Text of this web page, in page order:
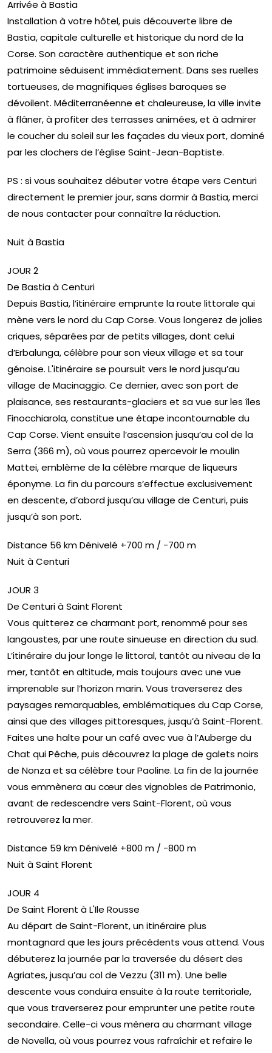
Arrivée à Bastia
Installation à votre hôtel, puis découverte libre de
Bastia, capitale culturelle et historique du nord de la
Corse. Son caractère authentique et son riche
patrimoine séduisent immédiatement. Dans ses ruelles
tortueuses, de magnifiques églises baroques se
dévoilent. Méditerranéenne et chaleureuse, la ville invite
à flâner, à profiter des terrasses animées, et à admirer
le coucher du soleil sur les façades du vieux port, dominé
par les clochers de l’église Saint-Jean-Baptiste.
PS : si vous souhaitez débuter votre étape vers Centuri
directement le premier jour, sans dormir à Bastia, merci
de nous contacter pour connaître la réduction.
Nuit à Bastia
JOUR 2
De Bastia à Centuri
Depuis Bastia, l’itinéraire emprunte la route littorale qui
mène vers le nord du Cap Corse. Vous longerez de jolies
criques, séparées par de petits villages, dont celui
d’Erbalunga, célèbre pour son vieux village et sa tour
génoise. L'itinéraire se poursuit vers le nord jusqu’au
village de Macinaggio. Ce dernier, avec son port de
plaisance, ses restaurants-glaciers et sa vue sur les îles
Finocchiarola, constitue une étape incontournable du
Cap Corse. Vient ensuite l’ascension jusqu’au col de la
Serra (366 m), où vous pourrez apercevoir le moulin
Mattei, emblème de la célèbre marque de liqueurs
éponyme. La fin du parcours s’effectue exclusivement
en descente, d’abord jusqu’au village de Centuri, puis
jusqu’à son port.
Distance 56 km Dénivelé +700 m / -700 m
Nuit à Centuri
JOUR 3
De Centuri à Saint Florent
Vous quitterez ce charmant port, renommé pour ses
langoustes, par une route sinueuse en direction du sud.
L’itinéraire du jour longe le littoral, tantôt au niveau de la
mer, tantôt en altitude, mais toujours avec une vue
imprenable sur l’horizon marin. Vous traverserez des
paysages remarquables, emblématiques du Cap Corse,
ainsi que des villages pittoresques, jusqu’à Saint-Florent.
Faites une halte pour un café avec vue à l’Auberge du
Chat qui Pêche, puis découvrez la plage de galets noirs
de Nonza et sa célèbre tour Paoline. La fin de la journée
vous emmènera au cœur des vignobles de Patrimonio,
avant de redescendre vers Saint-Florent, où vous
retrouverez la mer.
Distance 59 km Dénivelé +800 m / -800 m
Nuit à Saint Florent
JOUR 4
De Saint Florent à L'Ile Rousse
Au départ de Saint-Florent, un itinéraire plus
montagnard que les jours précédents vous attend. Vous
débuterez la journée par la traversée du désert des
Agriates, jusqu’au col de Vezzu (311 m). Une belle
descente vous conduira ensuite à la route territoriale,
que vous traverserez pour emprunter une petite route
secondaire. Celle-ci vous mènera au charmant village
de Novella, où vous pourrez vous rafraîchir et refaire le